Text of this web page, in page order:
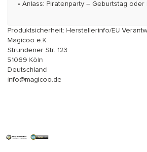
• Anlass: Piratenparty – Geburtstag oder
Produktsicherheit: Herstellerinfo/EU
Magicoo e.K.
Strundener Str. 123
51069 Köln
Deutschland
info@magicoo.de